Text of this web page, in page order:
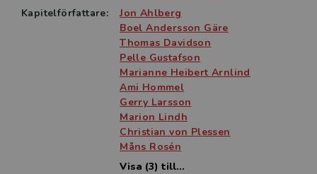
Kapitelförfattare:
Jon Ahlberg
Boel Andersson Gäre
Thomas Davidson
Pelle Gustafson
Marianne Heibert Arnlind
Ami Hommel
Gerry Larsson
Marion Lindh
Christian von Plessen
Måns Rosén
Visa (3) till...